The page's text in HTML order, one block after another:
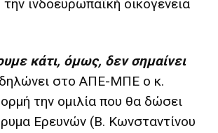
ινδοευρωπαϊκή οικογένεια
κάτι, όμως, δεν σημαίνει
στο ΑΠΕ-ΜΠΕ ο κ.
την ομιλία που θα δώσει
Ερευνών (Β. Κωνσταντίνου